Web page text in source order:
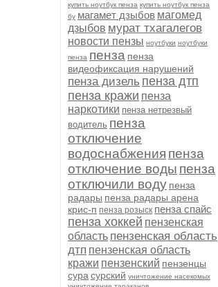
купить ноутбук пенза купить ноутбук пенза
бу магамет дзыбов магомед
дзыбов мурат тхагалегов
новости пензы ноутбуки ноутбуки
пенза пенза пенза
видеофиксация нарушений
пенза дизель пенза дтп
пенза кражи пенза
наркотики пенза нетрезвый
водитель пенза
отключение
водоснабжения пенза
отключение воды пенза
отключили воду пенза
радары пенза радары арена
крис-п пенза розыск пенза спайс
пенза хоккей пензенская
область пензенская область
дтп пензенская область
кражи пензенский пензенцы
сура сурский уничтожение насекомых